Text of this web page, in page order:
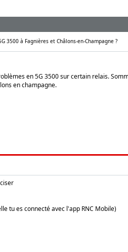
3500 à Fagnières et Châlons-en-Champagne ?
en 5G 3500 sur certain relais.
en champagne.
tu es connecté avec l'app RNC Mobile)